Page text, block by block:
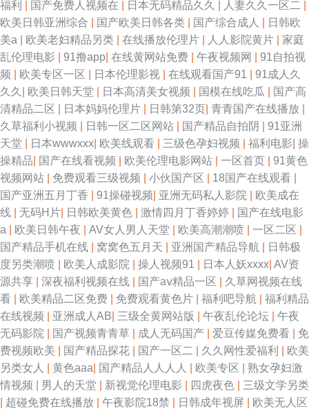
福利
国产免费人视频在 日本无码精品久久 人妻久久一区二
欧美日韩亚洲综合
国产欧美日韩各类 国产综合成人
日韩欧
美a
欧美老妇精品另类 在线播放伦理片 人人影院黄片
家庭
乱伦理电影
91撸app 在线黄网站免费 午夜视频网
91自拍视
频
欧美专区一区 日本伦理影视 在线观看国产91
91成人久
久久
欧美日韩天堂 日本高清美女视频 国模在线吃瓜
国产高
清精品二区
日本妈妈伦理片 日韩第32页 青青国产在线播放
久草福利小视频
日韩一区二区网站 国产精品自拍阴
91亚洲
天堂
日本wwwxxx 欧美线观看 三级色孕妇视频 福利电影 操
操精品
国产在线看视频 欧美伦理电影网站 一区首页
91黄色
视频网站
免费观看三级视频 小伙国产区 18国产在线观看
国产亚洲五月丁香
91操碰视频 亚洲无码私人影院
欧美成在
线
无码H片 日韩欧美黄色 激情四月丁香婷婷
国产在线电影
a
欧美日韩午夜 AV女人男人天堂 欧美高潮潮喷 一区二区
国产精品手机在线
窝窝色五月天 亚洲国产精品导航
日韩极
度另类潮喷
欧美人成影院 操人视频91 日本人妖xxxx AV资
源共享
深夜福利视频在线 国产aⅴ精品一区
久草网视频在线
看
欧美精品二区免费 免费观看黄色片 福利吧导航
福利精品
在线视频
亚洲成人AB 三级全黄网站版 午夜乱伦论坛
午夜
无码影院
国产视频青青草 成人无码国产 爱豆传媒免费看
免
费视频欧美
国产精品探花 国产一区二 久久网性爱福利
欧美
另类女人
黄色aaa 国产精品人人人人 欧美专区
熟女孕妇激
情视频
男人的天堂 新视觉伦理电影 四虎夜色
三级文学另类
超碰免费在线播放 午夜影院18禁 日韩成年视屏 欧美无人区